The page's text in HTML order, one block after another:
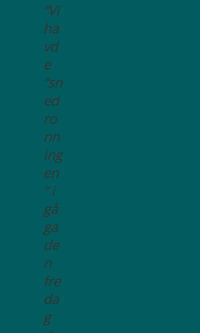
“Vi
ha
vd
e
“sn
ed
ro
nn
ing
en
” i
gå
ga
de
n
fre
da
g